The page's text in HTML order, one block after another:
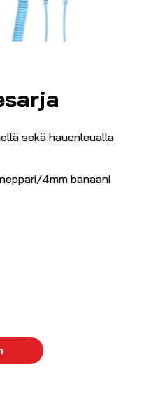
sekä hauenleualla
4mm banaani